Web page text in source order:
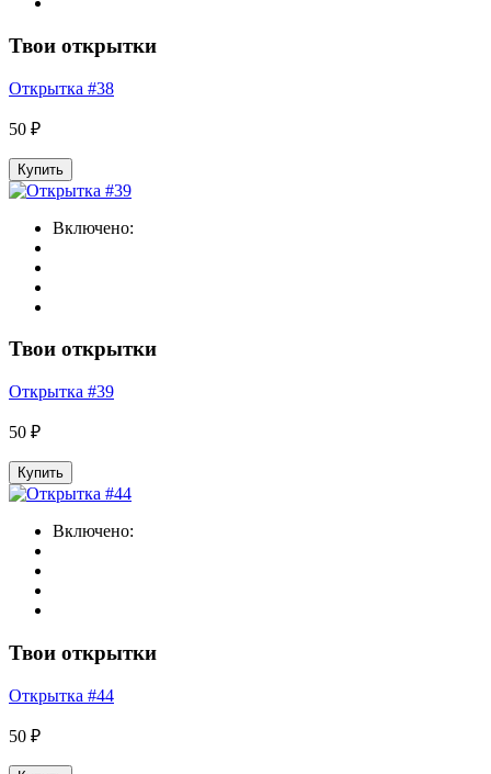
Твои открытки
Открытка #38
50 ₽
Купить
Включено:
Твои открытки
Открытка #39
50 ₽
Купить
Включено:
Твои открытки
Открытка #44
50 ₽